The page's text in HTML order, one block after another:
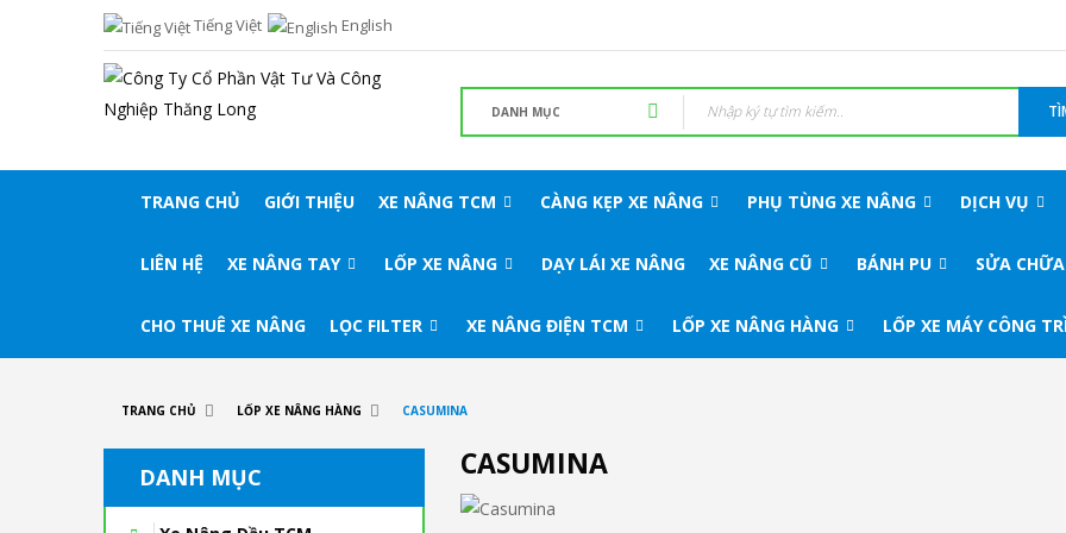
Tiếng Việt English
TRANG CHỦ GIỚI THIỆU XE NÂNG TCM CÀNG KẸP XE NÂNG PHỤ TÙNG XE NÂNG DỊCH VỤ
LIÊN HỆ XE NÂNG TAY LỐP XE NÂNG DẠY LÁI XE NÂNG XE NÂNG CŨ BÁNH PU SỬA
CHO THUÊ XE NÂNG LỌC FILTER XE NÂNG ĐIỆN TCM LỐP XE NÂNG HÀNG LỐP XE MÁY CÔNG
TRANG CHỦ LỐP XE NÂNG HÀNG CASUMINA
DANH MỤC CASUMINA